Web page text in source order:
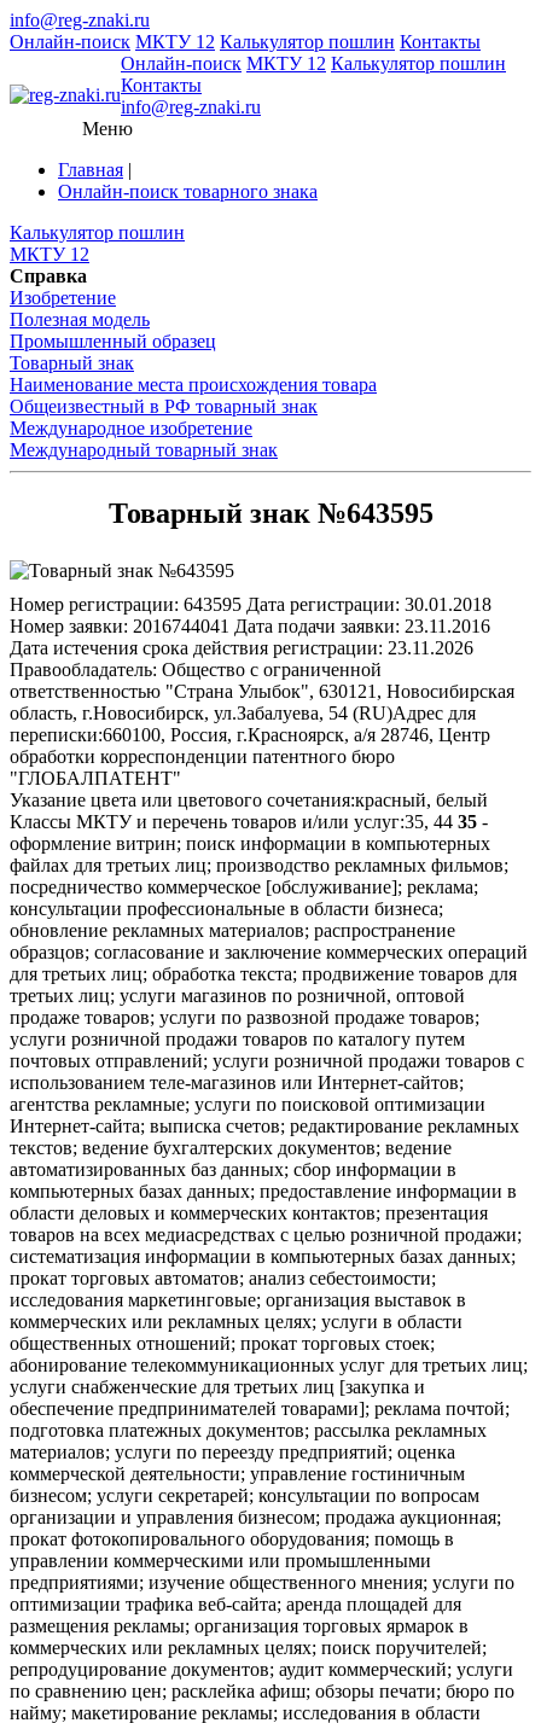
info@reg-znaki.ru
Онлайн-поиск МКТУ 12 Калькулятор пошлин Контакты
Онлайн-поиск МКТУ 12 Калькулятор пошлин
Контакты
info@reg-znaki.ru
Меню
Главная |
Онлайн-поиск товарного знака
Калькулятор пошлин
МКТУ 12
Справка
Изобретение
Полезная модель
Промышленный образец
Товарный знак
Наименование места происхождения товара
Общеизвестный в РФ товарный знак
Международное изобретение
Международный товарный знак
Товарный знак №643595
Номер регистрации: 643595 Дата регистрации: 30.01.2018
Номер заявки: 2016744041 Дата подачи заявки: 23.11.2016
Дата истечения срока действия регистрации: 23.11.2026
Правообладатель: Общество с ограниченной
ответственностью "Страна Улыбок", 630121, Новосибирская
область, г.Новосибирск, ул.Забалуева, 54 (RU)Адрес для
переписки:660100, Россия, г.Красноярск, а/я 28746, Центр
обработки корреспонденции патентного бюро
"ГЛОБАЛПАТЕНТ"
Указание цвета или цветового сочетания:красный, белый
Классы МКТУ и перечень товаров и/или услуг:35, 44 35 -
оформление витрин; поиск информации в компьютерных
файлах для третьих лиц; производство рекламных фильмов;
посредничество коммерческое [обслуживание]; реклама;
консультации профессиональные в области бизнеса;
обновление рекламных материалов; распространение
образцов; согласование и заключение коммерческих операций
для третьих лиц; обработка текста; продвижение товаров для
третьих лиц; услуги магазинов по розничной, оптовой
продаже товаров; услуги по развозной продаже товаров;
услуги розничной продажи товаров по каталогу путем
почтовых отправлений; услуги розничной продажи товаров с
использованием теле-магазинов или Интернет-сайтов;
агентства рекламные; услуги по поисковой оптимизации
Интернет-сайта; выписка счетов; редактирование рекламных
текстов; ведение бухгалтерских документов; ведение
автоматизированных баз данных; сбор информации в
компьютерных базах данных; предоставление информации в
области деловых и коммерческих контактов; презентация
товаров на всех медиасредствах с целью розничной продажи;
систематизация информации в компьютерных базах данных;
прокат торговых автоматов; анализ себестоимости;
исследования маркетинговые; организация выставок в
коммерческих или рекламных целях; услуги в области
общественных отношений; прокат торговых стоек;
абонирование телекоммуникационных услуг для третьих лиц;
услуги снабженческие для третьих лиц [закупка и
обеспечение предпринимателей товарами]; реклама почтой;
подготовка платежных документов; рассылка рекламных
материалов; услуги по переезду предприятий; оценка
коммерческой деятельности; управление гостиничным
бизнесом; услуги секретарей; консультации по вопросам
организации и управления бизнесом; продажа аукционная;
прокат фотокопировального оборудования; помощь в
управлении коммерческими или промышленными
предприятиями; изучение общественного мнения; услуги по
оптимизации трафика веб-сайта; аренда площадей для
размещения рекламы; организация торговых ярмарок в
коммерческих или рекламных целях; поиск поручителей;
репродуцирование документов; аудит коммерческий; услуги
по сравнению цен; расклейка афиш; обзоры печати; бюро по
найму; макетирование рекламы; исследования в области